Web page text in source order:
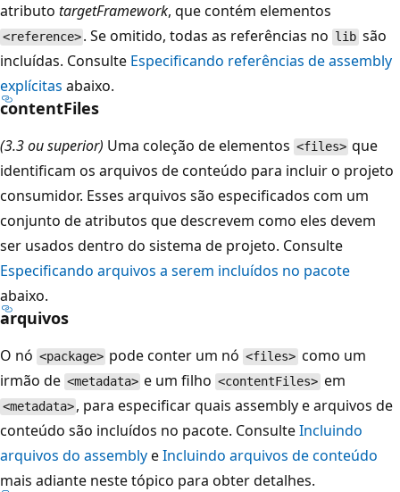
atributo targetFramework, que contém elementos
<reference> . Se omitido, todas as referências no libsão
incluídas. Consulte Especificando referências de assembly
explícitas abaixo.
contentFiles
(3.3 ou superior) Uma coleção de elementos <files> que
identificam os arquivos de conteúdo para incluir o projeto
consumidor. Esses arquivos são especificados com um
conjunto de atributos que descrevem como eles devem
ser usados dentro do sistema de projeto. Consulte
Especificando arquivos a serem incluídos no pacote
abaixo.
arquivos
O nó <package> pode conter um nó <files> como um
irmão de <metadata> e um filho <contentFiles> em
<metadata> , para especificar quais assembly e arquivos de
conteúdo são incluídos no pacote. ConsulteIncluindo
arquivos do assemblyeIncluindo arquivos de conteúdo
mais adiante neste tópico para obter detalhes.